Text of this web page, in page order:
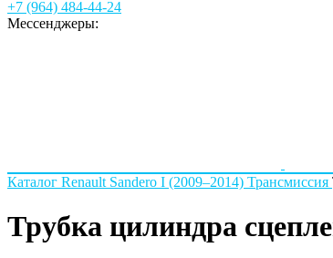
+7 (964) 484-44-24
Мессенджеры:
Каталог Renault Sandero I (2009–2014) Трансмиссия
Трубка цилиндра